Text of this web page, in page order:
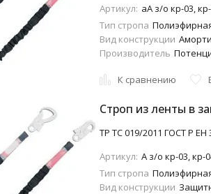
Артикул: аA з/о кр-03,
Тип стропа
Вид конструкции
Производитель
К сравнению
Строп из ленты в
ТР ТС 019/2011 ГОСТ Р ЕН
Артикул: A з/о кр-03, кр-
Тип стропа
Вид конструкции